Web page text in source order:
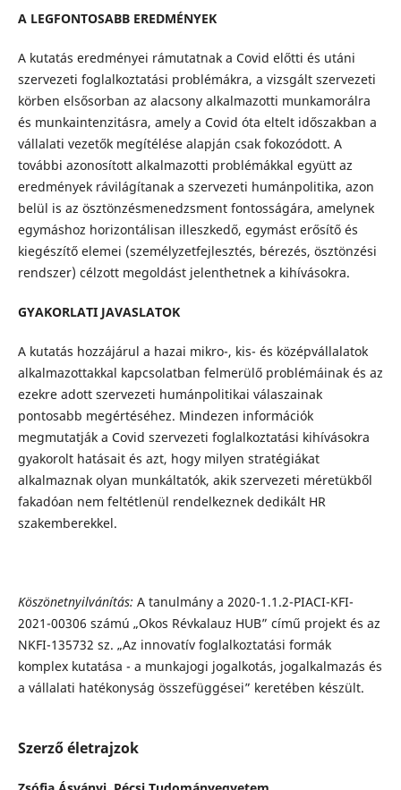
A LEGFONTOSABB EREDMÉNYEK
A kutatás eredményei rámutatnak a Covid előtti és utáni
szervezeti foglalkoztatási problémákra, a vizsgált szervezeti
körben elsősorban az alacsony alkalmazotti munkamorálra
és munkaintenzitásra, amely a Covid óta eltelt időszakban a
vállalati vezetők megítélése alapján csak fokozódott. A
további azonosított alkalmazotti problémákkal együtt az
eredmények rávilágítanak a szervezeti humánpolitika, azon
belül is az ösztönzésmenedzsment fontosságára, amelynek
egymáshoz horizontálisan illeszkedő, egymást erősítő és
kiegészítő elemei (személyzetfejlesztés, bérezés, ösztönzési
rendszer) célzott megoldást jelenthetnek a kihívásokra.
GYAKORLATI JAVASLATOK
A kutatás hozzájárul a hazai mikro-, kis- és középvállalatok
alkalmazottakkal kapcsolatban felmerülő problémáinak és az
ezekre adott szervezeti humánpolitikai válaszainak
pontosabb megértéséhez. Mindezen információk
megmutatják a Covid szervezeti foglalkoztatási kihívásokra
gyakorolt hatásait és azt, hogy milyen stratégiákat
alkalmaznak olyan munkáltatók, akik szervezeti méretükből
fakadóan nem feltétlenül rendelkeznek dedikált HR
szakemberekkel.
Köszönetnyilvánítás: A tanulmány a 2020-1.1.2-PIACI-KFI-
2021-00306 számú „Okos Révkalauz HUB” című projekt és az
NKFI-135732 sz. „Az innovatív foglalkoztatási formák
komplex kutatása - a munkajogi jogalkotás, jogalkalmazás és
a vállalati hatékonyság összefüggései” keretében készült.
Szerző életrajzok